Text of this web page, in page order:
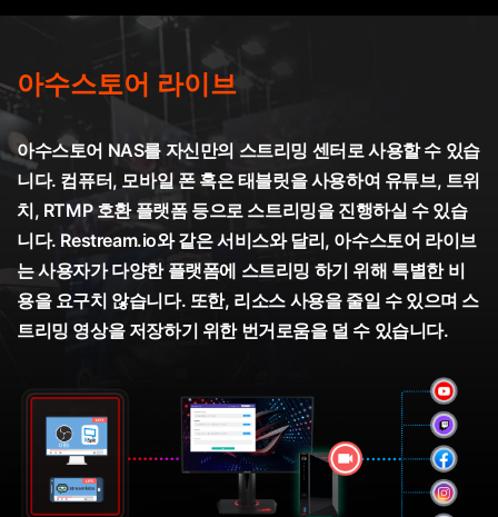
아수스토어 라이브
아수스토어 NAS를 자신만의 스트리밍 센터로 사용할 수 있습
니다. 컴퓨터, 모바일 폰 혹은 태블릿을 사용하여 유튜브, 트위
치, RTMP 호환 플랫폼 등으로 스트리밍을 진행하실 수 있습
니다. Restream.io와 같은 서비스와 달리, 아수스토어 라이브
는 사용자가 다양한 플랫폼에 스트리밍 하기 위해 특별한 비
용을 요구치 않습니다. 또한, 리소스 사용을 줄일 수 있으며 스
트리밍 영상을 저장하기 위한 번거로움을 덜 수 있습니다.